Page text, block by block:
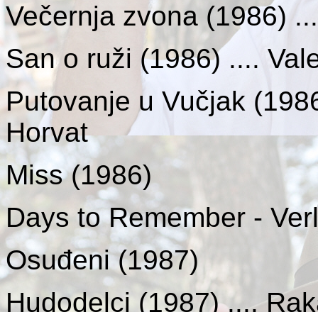
Večernja zvona (1986)
San o ruži (1986) ....
Putovanje u Vučjak
Horvat
Miss (1986)
Days to Remember -
Osuđeni (1987)
Hudodelci (1987) ....